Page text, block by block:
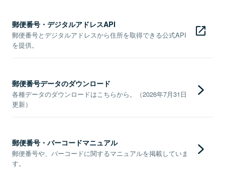
郵便番号・デジタルアドレスAPI
郵便番号とデジタルアドレスから住所を取得できる公式API
を提供。
郵便番号データのダウンロード
各種データのダウンロードはこちらから。（2026年7月31日
更新）
郵便番号・バーコードマニュアル
郵便番号や、バーコードに関するマニュアルを掲載していま
す。